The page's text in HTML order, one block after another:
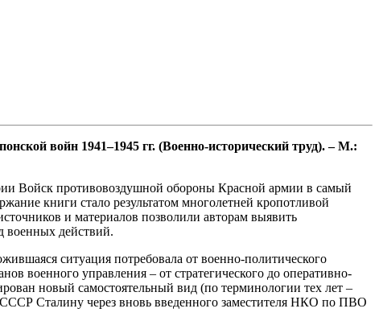
войн 1941–1945 гг. (Военно-исторический труд). – М.:
Войск противовоздушной обороны Красной армии в самый
книги стало результатом многолетней кропотливой
и материалов позволили авторам выявить
военных действий.
ситуация потребовала от военно-политического
военного управления – от стратегического до оперативно-
новый самостоятельный вид (по терминологии тех лет –
Сталину через вновь введенного заместителя НКО по ПВО